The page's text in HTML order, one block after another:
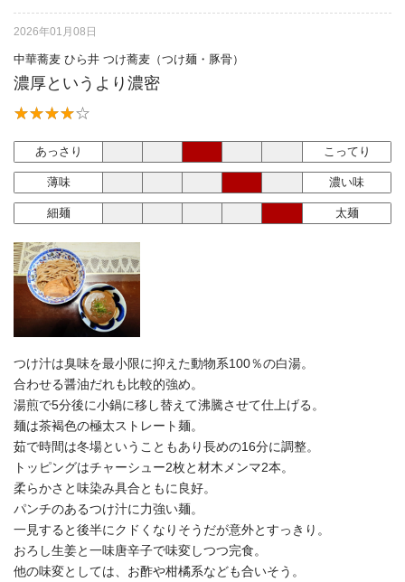
2026年01月08日
中華蕎麦 ひら井 つけ蕎麦（つけ麺・豚骨）
濃厚というより濃密
あっさり こってり
薄味 濃い味
細麺 太麺
つけ汁は臭味を最小限に抑えた動物系100％の白湯。
合わせる醤油だれも比較的強め。
湯煎で5分後に小鍋に移し替えて沸騰させて仕上げる。
麺は茶褐色の極太ストレート麺。
茹で時間は冬場ということもあり長めの16分に調整。
トッピングはチャーシュー2枚と材木メンマ2本。
柔らかさと味染み具合ともに良好。
パンチのあるつけ汁に力強い麺。
一見すると後半にクドくなりそうだが意外とすっきり。
おろし生姜と一味唐辛子で味変しつつ完食。
他の味変としては、お酢や柑橘系なども合いそう。